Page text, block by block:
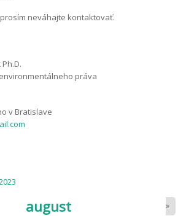
neváhajte kontaktovať.
práva
v Bratislave
august »